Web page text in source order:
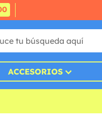
ACCESORIOS